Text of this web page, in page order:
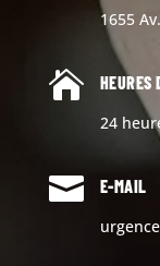
1655

HEURES
24

E-MAIL